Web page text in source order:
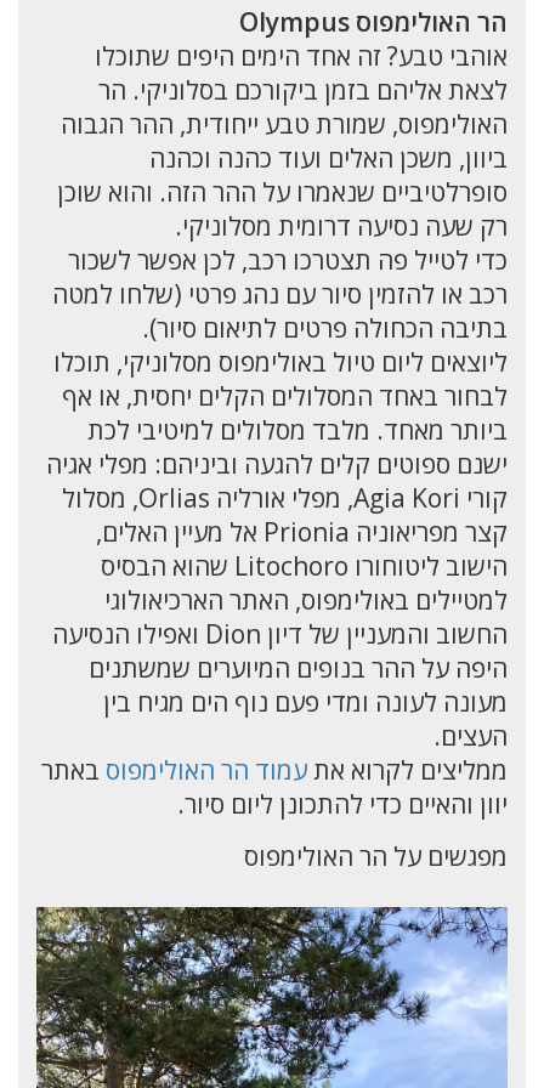
הר האולימפוס Olympus
אוהבי טבע? זה אחד הימים היפים שתוכלו
לצאת אליהם בזמן ביקורכם בסלוניקי. הר
האולימפוס, שמורת טבע ייחודית, ההר הגבוה
ביוון, משכן האלים ועוד כהנה וכהנה
סופרלטיביים שנאמרו על ההר הזה. והוא שוכן
רק שעה נסיעה דרומית מסלוניקי.
כדי לטייל פה תצטרכו רכב, לכן אפשר לשכור
רכב או להזמין סיור עם נהג פרטי (שלחו למטה
בתיבה הכחולה פרטים לתיאום סיור).
ליוצאים ליום טיול באולימפוס מסלוניקי, תוכלו
לבחור באחד המסלולים הקלים יחסית, או אף
ביותר מאחד. מלבד מסלולים למיטיבי לכת
ישנם ספוטים קלים להגעה וביניהם: מפלי אגיה
קורי Agia Kori, מפלי אורליה Orlias, מסלול
קצר מפריאוניה Prionia אל מעיין האלים,
הישוב ליטוחורו Litochoro שהוא הבסיס
למטיילים באולימפוס, האתר הארכיאולוגי
החשוב והמעניין של דיון Dion ואפילו הנסיעה
היפה על ההר בנופים המיוערים שמשתנים
מעונה לעונה ומדי פעם נוף הים מגיח בין
העצים.
ממליצים לקרוא אתעמוד הר האולימפוס באתר
יוון והאיים כדי להתכונן ליום סיור.
מפגשים על הר האולימפוס